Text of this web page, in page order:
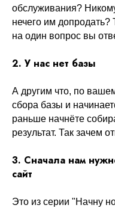
обслуживания?
нечего им
на один вопрос вы
2. У нас нет базы
А другим что, по
сбора базы и
раньше начнёте
результат. Так зачем
3. Сначала нам
сайт
Это из серии "Начну